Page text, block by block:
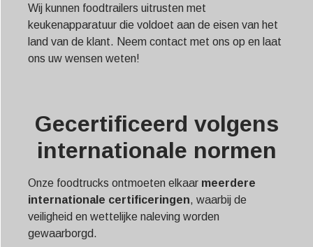
Wij kunnen foodtrailers uitrusten met
keukenapparatuur die voldoet aan de eisen van het
land van de klant. Neem contact met ons op en laat
ons uw wensen weten!
Gecertificeerd volgens
internationale normen
Onze foodtrucks ontmoeten elkaar meerdere
internationale certificeringen, waarbij de
veiligheid en wettelijke naleving worden
gewaarborgd.